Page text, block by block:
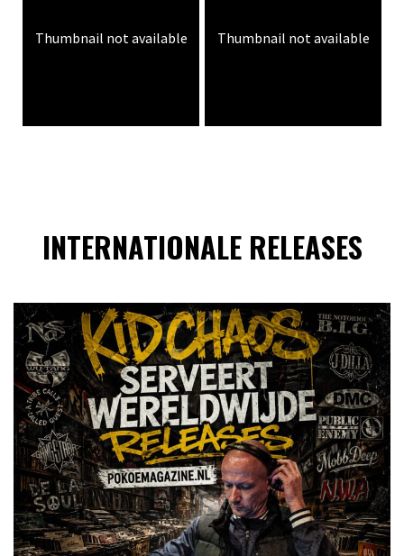
Thumbnail not available Thumbnail not available
INTERNATIONALE RELEASES